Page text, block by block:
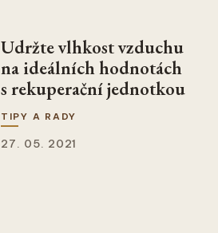
Udržte vlhkost vzduchu
na ideálních hodnotách
s rekuperační jednotkou
TIPY A RADY
27. 05. 2021